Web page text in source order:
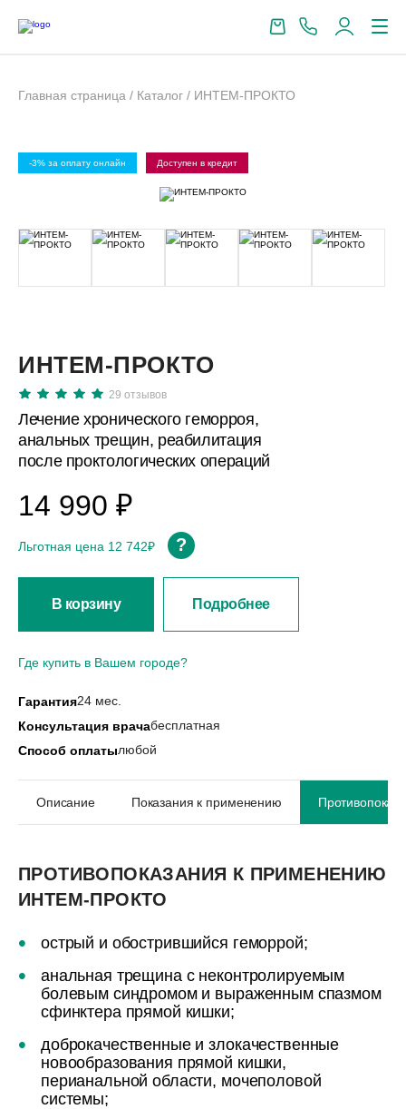
Главная страница / Каталог / ИНТЕМ-ПРОКТО
-3% за оплату онлайн Доступен в кредит
ИНТЕМ-ПРОКТО
29 отзывов
Лечение хронического геморроя,
анальных трещин, реабилитация
после проктологических операций
14 990 ₽
Льготная цена 12 742₽ ?
В корзину Подробнее
Где купить в Вашем городе?
Гарантия24 мес.
Консультация врачабесплатная
Способ оплатылюбой
Описание Показания к применению
ПРОТИВОПОКАЗАНИЯ К ПРИМЕНЕНИЮ
ИНТЕМ-ПРОКТО
острый и обострившийся геморрой;
анальная трещина с неконтролируемым
болевым синдромом и выраженным спазмом
сфинктера прямой кишки;
доброкачественные и злокачественные
новообразования прямой кишки,
перианальной области, мочеполовой
системы;